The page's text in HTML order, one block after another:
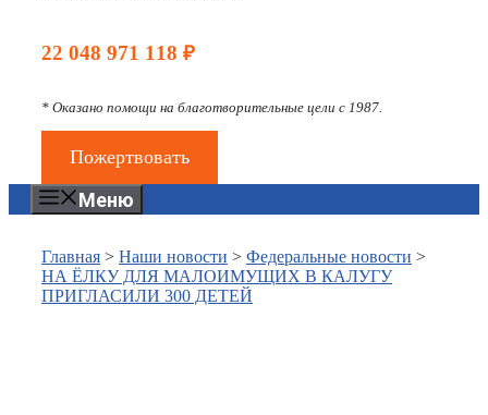
22 048 971 118 ₽
* Оказано помощи на благотворительные цели с 1987.
Пожертвовать
Меню
Главная > Наши новости > Федеральные новости >
НА ЁЛКУ ДЛЯ МАЛОИМУЩИХ В КАЛУГУ
ПРИГЛАСИЛИ 300 ДЕТЕЙ